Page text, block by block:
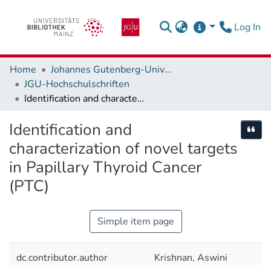
Log In
Home
Johannes Gutenberg-Universität Mainz
JGU-Hochschulschriften
Identification and characterization of novel targets in Papillary Thyroid Cancer (PTC)
Identification and
characterization of novel targets
in Papillary Thyroid Cancer
(PTC)
Simple item page
dc.contributor.author Krishnan, Aswini